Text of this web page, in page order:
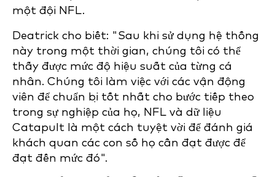
một đội NFL.
Deatrick cho biết: "Sau khi sử dụng hệ thống
này trong một thời gian, chúng tôi có thể
thấy được mức độ hiệu suất của từng cá
nhân. Chúng tôi làm việc với các vận động
viên để chuẩn bị tốt nhất cho bước tiếp theo
trong sự nghiệp của họ, NFL và dữ liệu
Catapult là một cách tuyệt vời để đánh giá
khách quan các con số họ cần đạt được để
đạt đến mức đó".